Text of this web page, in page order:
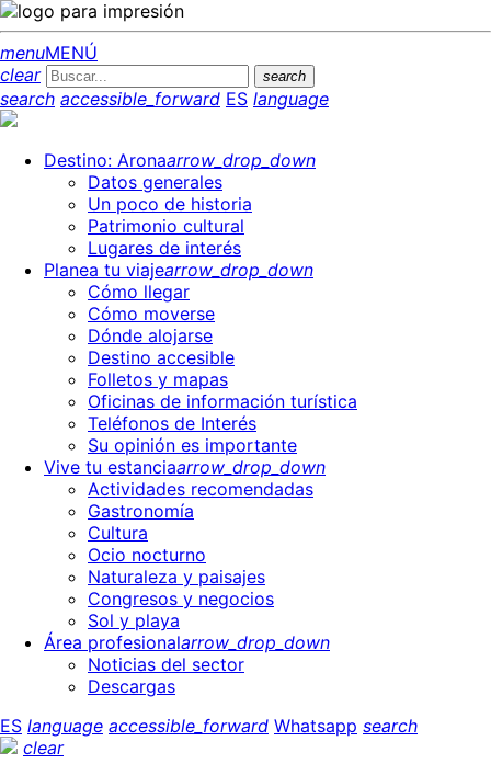
menuMENÚ
clear
search
search accessible_forward ES language
Destino: Aronaarrow_drop_down
Datos generales
Un poco de historia
Patrimonio cultural
Lugares de interés
Planea tu viajearrow_drop_down
Cómo llegar
Cómo moverse
Dónde alojarse
Destino accesible
Folletos y mapas
Oficinas de información turística
Teléfonos de Interés
Su opinión es importante
Vive tu estanciaarrow_drop_down
Actividades recomendadas
Gastronomía
Cultura
Ocio nocturno
Naturaleza y paisajes
Congresos y negocios
Sol y playa
Área profesionalarrow_drop_down
Noticias del sector
Descargas
ES language accessible_forward Whatsapp search
clear